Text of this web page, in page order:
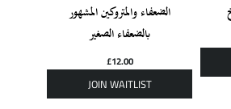
الضعفاء والمتروكين المشهور
بالضعفاء الصغير
£12.00